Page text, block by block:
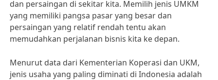
dan persaingan di sekitar kita. Memilih jenis UMKM
yang memiliki pangsa pasar yang besar dan
persaingan yang relatif rendah tentu akan
memudahkan perjalanan bisnis kita ke depan.
Menurut data dari Kementerian Koperasi dan UKM,
jenis usaha yang paling diminati di Indonesia adalah